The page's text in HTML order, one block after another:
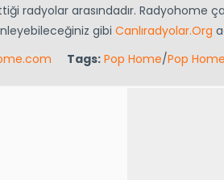
radyolar arasındadır. Radyohome
gibi Canlıradyolar.Org
Tags: Pop Home/Pop